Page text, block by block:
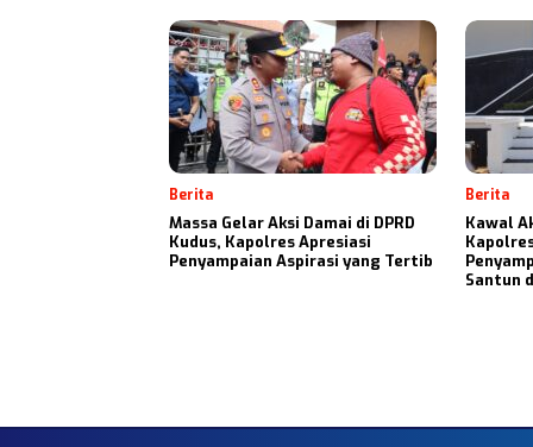
Berita
Massa Gelar Aksi Damai di DPRD
Kudus, Kapolres Apresiasi
Penyampaian Aspirasi yang Tertib
Berita
Kawal
Santun